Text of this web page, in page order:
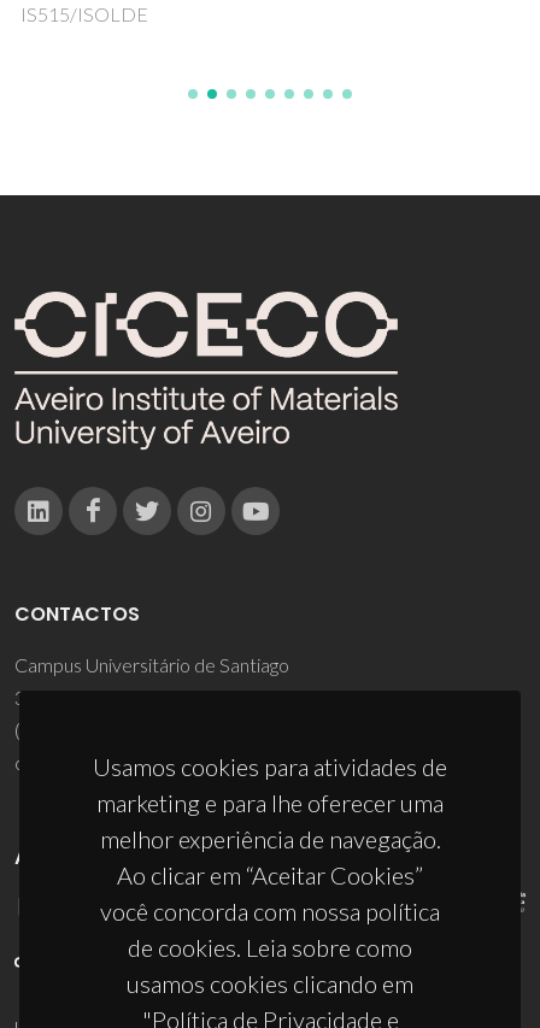
IS515/ISOLDE
Usamos cookies para atividades de
marketing e para lhe oferecer uma
melhor experiência de navegação.
Ao clicar em “Aceitar Cookies”
você concorda com nossa política
de cookies. Leia sobre como
usamos cookies clicando em
"Política de Privacidade e
CONTACTOS
Campus Universitário de Santiago
3810-193 Aveiro - Portugal
(+351) 234 370 200
ciceco@ua.pt
APOIOS